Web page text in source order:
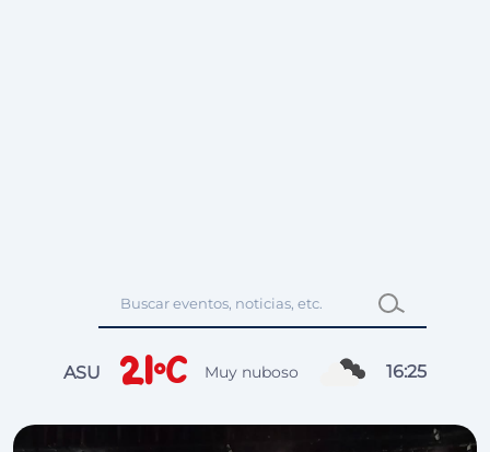
ASU 21°C Muy nuboso 16:25